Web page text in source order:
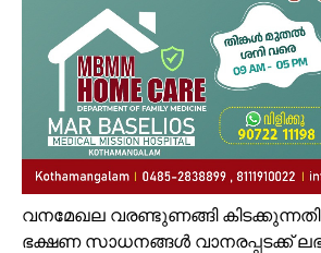
വനമേഖല വരണ്ടുണങ്ങി
ഭക്ഷണ സാധനങ്ങള്‍ വാനരപ്പടക്ക്